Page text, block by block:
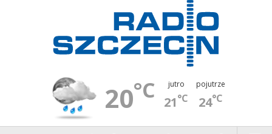
20°C jutro
21°C
pojutrze
24°C